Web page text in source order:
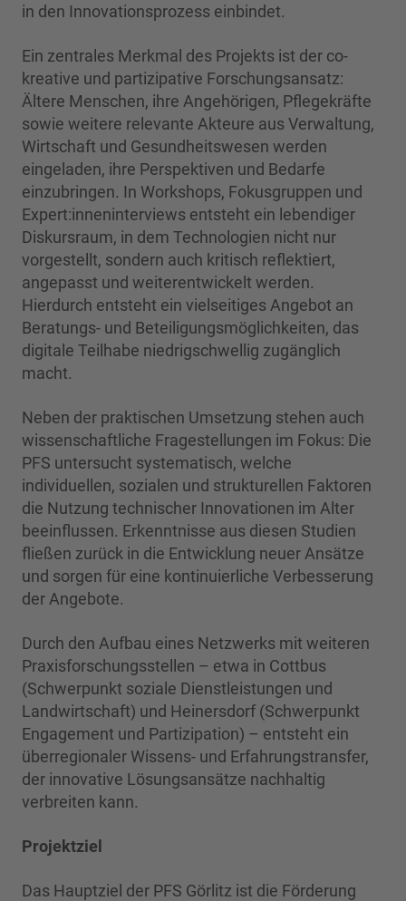
in den Innovationsprozess einbindet.
Ein zentrales Merkmal des Projekts ist der co-
kreative und partizipative Forschungsansatz:
Ältere Menschen, ihre Angehörigen, Pflegekräfte
sowie weitere relevante Akteure aus Verwaltung,
Wirtschaft und Gesundheitswesen werden
eingeladen, ihre Perspektiven und Bedarfe
einzubringen. In Workshops, Fokusgruppen und
Expert:inneninterviews entsteht ein lebendiger
Diskursraum, in dem Technologien nicht nur
vorgestellt, sondern auch kritisch reflektiert,
angepasst und weiterentwickelt werden.
Hierdurch entsteht ein vielseitiges Angebot an
Beratungs- und Beteiligungsmöglichkeiten, das
digitale Teilhabe niedrigschwellig zugänglich
macht.
Neben der praktischen Umsetzung stehen auch
wissenschaftliche Fragestellungen im Fokus: Die
PFS untersucht systematisch, welche
individuellen, sozialen und strukturellen Faktoren
die Nutzung technischer Innovationen im Alter
beeinflussen. Erkenntnisse aus diesen Studien
fließen zurück in die Entwicklung neuer Ansätze
und sorgen für eine kontinuierliche Verbesserung
der Angebote.
Durch den Aufbau eines Netzwerks mit weiteren
Praxisforschungsstellen – etwa in Cottbus
(Schwerpunkt soziale Dienstleistungen und
Landwirtschaft) und Heinersdorf (Schwerpunkt
Engagement und Partizipation) – entsteht ein
überregionaler Wissens- und Erfahrungstransfer,
der innovative Lösungsansätze nachhaltig
verbreiten kann.
Projektziel
Das Hauptziel der PFS Görlitz ist die Förderung